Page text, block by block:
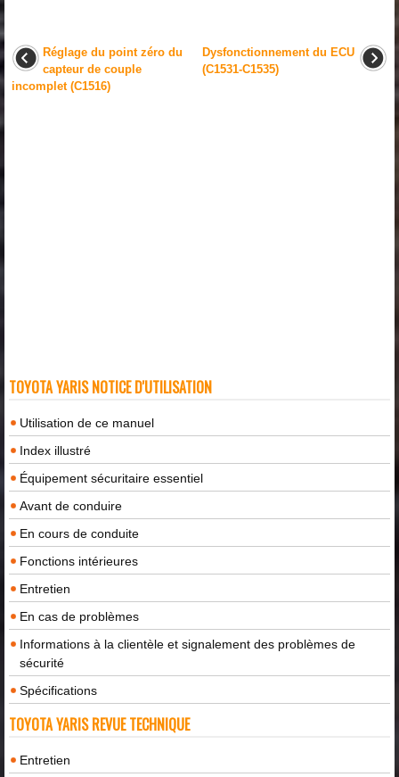
Réglage du point zéro du
capteur de couple
incomplet (C1516)
Dysfonctionnement du ECU
(C1531-C1535)
TOYOTA YARIS NOTICE D'UTILISATION
Utilisation de ce manuel
Index illustré
Équipement sécuritaire essentiel
Avant de conduire
En cours de conduite
Fonctions intérieures
Entretien
En cas de problèmes
Informations à la clientèle et signalement des problèmes de
sécurité
Spécifications
TOYOTA YARIS REVUE TECHNIQUE
Entretien